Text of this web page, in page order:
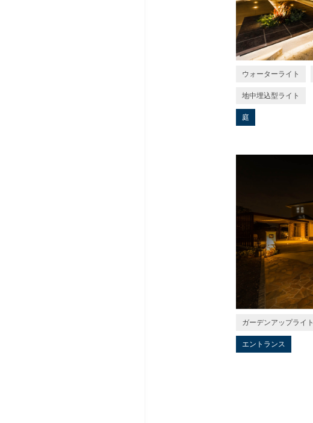
ウォーターライト
地中埋込型ライト
庭
ガーデンアップライト
エントランス